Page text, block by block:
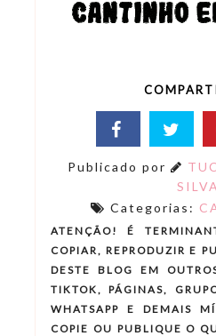
Publicado por
SILVA
Categorias:
ATENÇÃO! É
COPIAR, REPRODUZIR E
DESTE BLOG EM
TIKTOK, PÁGINAS,
WHATSAPP E DEMAIS
COPIE OU PUBLIQUE O